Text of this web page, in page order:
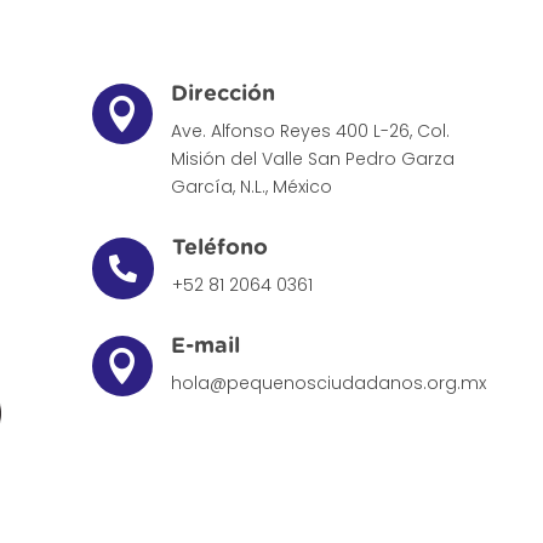

Dirección
Ave. Alfonso Reyes 400 L-26, Col.
Misión del Valle San Pedro Garza
García, N.L., México

Teléfono
+52 81 2064 0361

E-mail
hola@pequenosciudadanos.org.mx